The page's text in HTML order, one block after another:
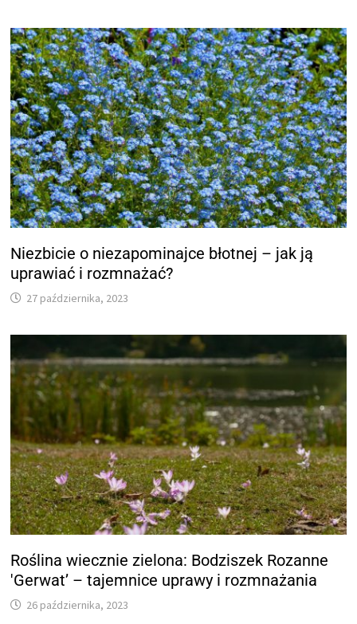
Niezbicie o niezapominajce błotnej – jak ją
uprawiać i rozmnażać?
27 października, 2023
Roślina wiecznie zielona: Bodziszek Rozanne
'Gerwat’ – tajemnice uprawy i rozmnażania
26 października, 2023